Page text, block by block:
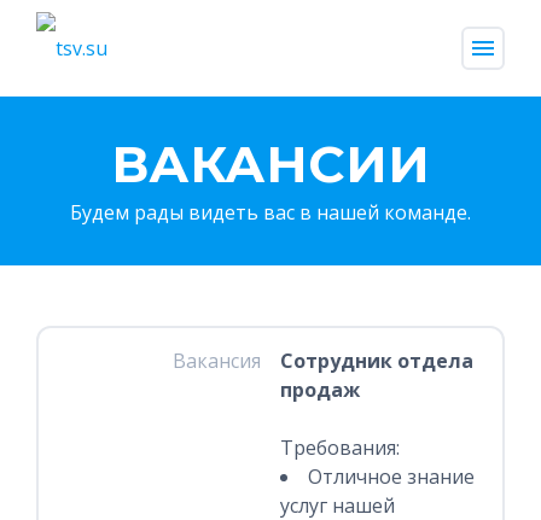
menu
ВАКАНСИИ
Будем рады видеть вас в нашей команде.
Вакансия
Сотрудник отдела
продаж
Требования:
Отличное знание
услуг нашей